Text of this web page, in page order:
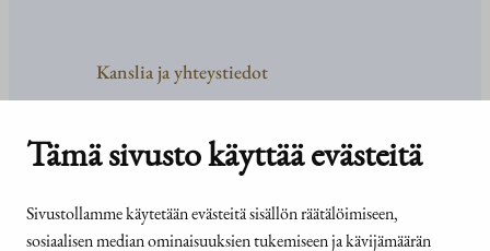
Tämä sivusto käyttää evästeitä
Sivustollamme käytetään evästeitä sisällön räätälöimiseen,
sosiaalisen median ominaisuuksien tukemiseen ja kävijämäärän
Kanslia ja yhteystiedot
Tehtävät ja organisaatio
Medialle